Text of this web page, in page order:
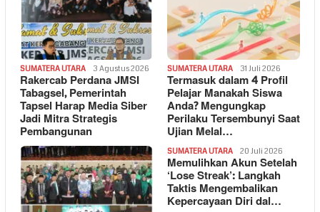
SUMATERA UTARA 3 Agustus 2026
Rakercab Perdana JMSI
Tabagsel, Pemerintah
Tapsel Harap Media Siber
Jadi Mitra Strategis
Pembangunan
SUMATERA UTARA 31 Juli 2026
Termasuk dalam 4 Profil
Pelajar Manakah Siswa
Anda? Mengungkap
Perilaku Tersembunyi Saat
Ujian Melal…
SUMATERA UTARA 20 Juli 2026
Memulihkan Akun Setelah
‘Lose Streak’: Langkah
Taktis Mengembalikan
Kepercayaan Diri dal…